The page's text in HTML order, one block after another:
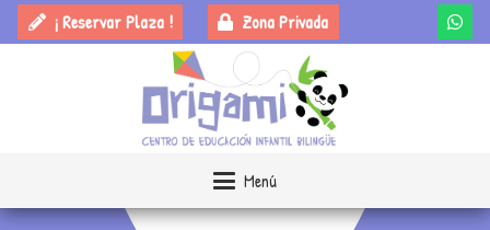
¡ Reservar Plaza ! Zona Privada
Menú